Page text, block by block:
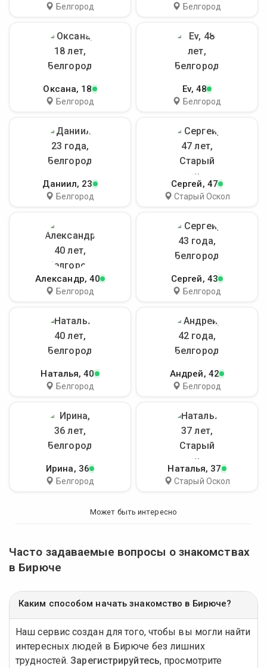
Белгород Белгород
Оксана, 18
Белгород
Ev, 48
Белгород
Даниил, 23
Белгород
Сергей, 47
Старый Оскол
Александр, 40
Белгород
Сергей, 43
Белгород
Наталья, 40
Белгород
Андрей, 42
Белгород
Ирина, 36
Белгород
Наталья, 37
Старый Оскол
Может быть интересно
Часто задаваемые вопросы о знакомствах
в Бирюче
Каким способом начать знакомство в Бирюче?
Наш сервис создан для того, чтобы вы могли найти
интересных людей в Бирюче без лишних
трудностей. Зарегистрируйтесь, просмотрите